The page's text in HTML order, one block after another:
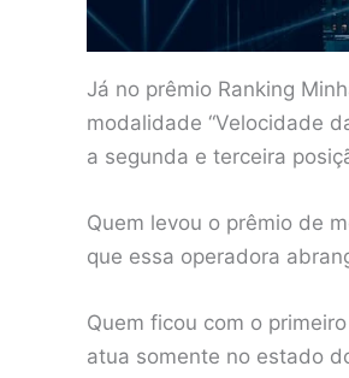
Já no prêmio Ranking
modalidade “Velocidade
a segunda e terceira
Quem levou o prêmio de
que essa operadora
Quem ficou com o
atua somente no estado